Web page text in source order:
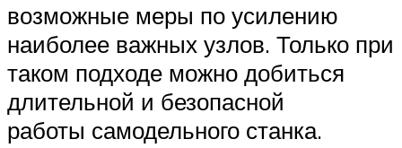
возможные меры по усилению
наиболее важных узлов. Только при
таком подходе можно добиться
длительной и безопасной
работы самодельного станка.